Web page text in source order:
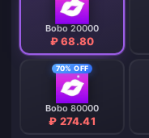
Bobo 20000
₽ 68.80
70% OFF
Bobo 80000
₽ 274.41